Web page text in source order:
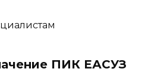
ПИК ЕАСУЗ